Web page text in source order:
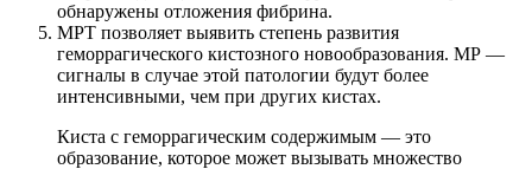
обнаружены отложения фибрина.
МРТ позволяет выявить степень развития
геморрагического кистозного новообразования. МР —
сигналы в случае этой патологии будут более
интенсивными, чем при других кистах.
Киста с геморрагическим содержимым — это
образование, которое может вызывать множество